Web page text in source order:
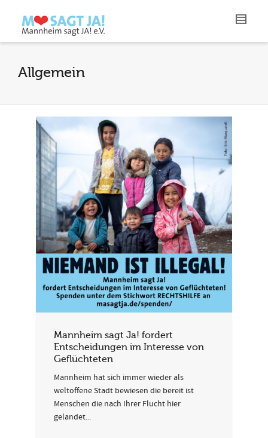
Allgemein
Mannheim sagt Ja! fordert
Entscheidungen im Interesse von
Geflüchteten
Mannheim hat sich immer wieder als
weltoffene Stadt bewiesen die bereit ist
Menschen die nach Ihrer Flucht hier
gelandet...